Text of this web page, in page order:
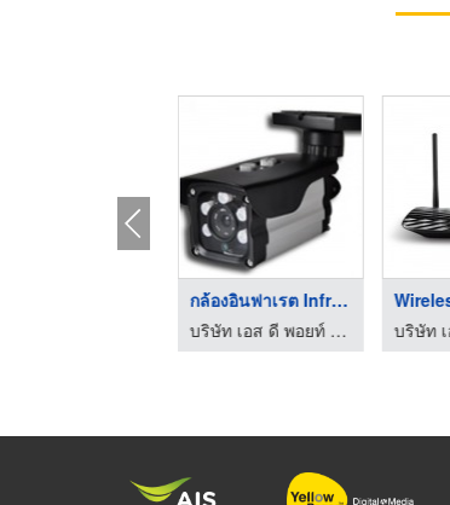
กล้องอินฟาเรต Infrar ...
บริษัท เอส ดี พอยท์ จำกัด